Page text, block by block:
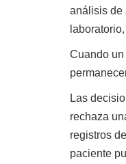
análisis de
Cuando
Las
rechaza
registros
paciente